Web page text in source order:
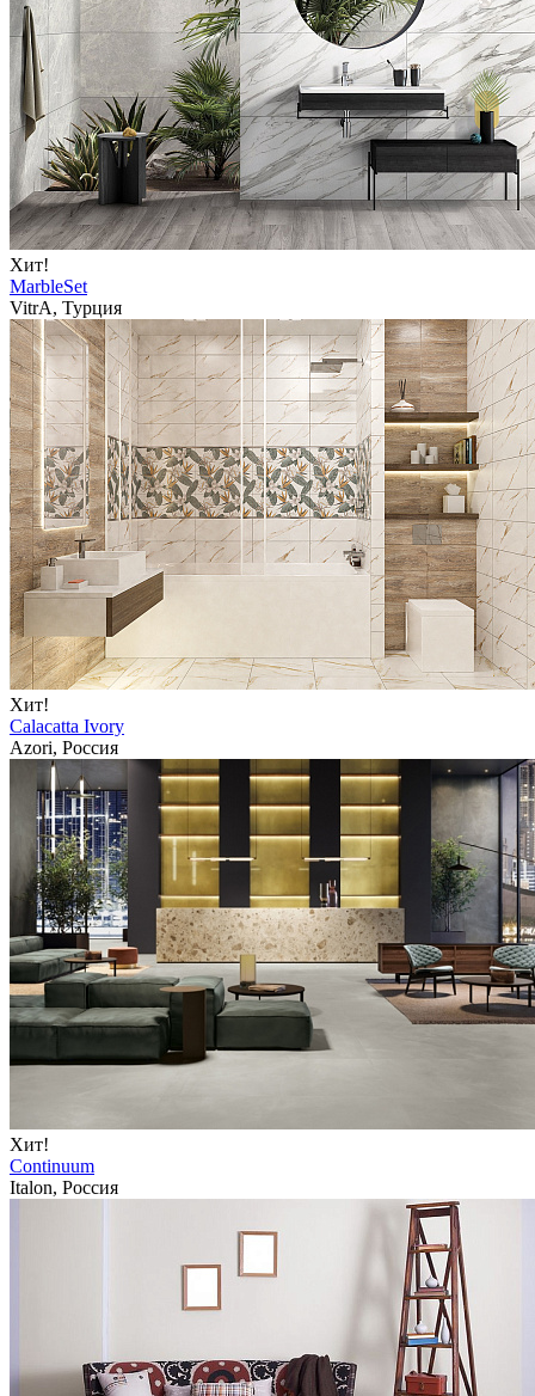
Хит!
MarbleSet
VitrA, Турция
Хит!
Calacatta Ivory
Azori, Россия
Хит!
Continuum
Italon, Россия